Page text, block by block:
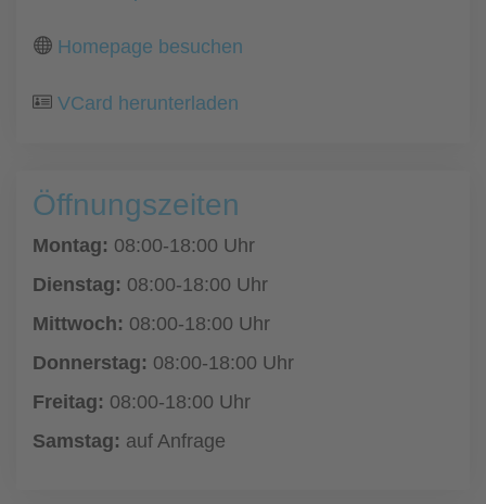
Homepage besuchen
VCard herunterladen
Öffnungszeiten
Montag: 08:00-18:00 Uhr
Dienstag: 08:00-18:00 Uhr
Mittwoch: 08:00-18:00 Uhr
Donnerstag: 08:00-18:00 Uhr
Freitag: 08:00-18:00 Uhr
Samstag: auf Anfrage